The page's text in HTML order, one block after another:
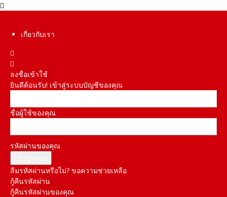
เกี่ยวกับเรา
ลงชื่อเข้าใช้
ยินดีต้อนรับ! เข้าสู่ระบบบัญชีของคุณ
ชื่อผู้ใช้ของคุณ
รหัสผ่านของคุณ
ลืมรหัสผ่านหรือไม่? ขอความช่วยเหลือ
กู้คืนรหัสผ่าน
กู้คืนรหัสผ่านของคุณ